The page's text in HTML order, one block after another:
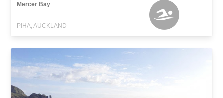
Mercer Bay
PIHA, AUCKLAND